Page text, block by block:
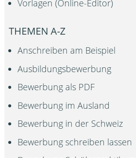
Vorlagen (Online-Editor)
THEMEN A-Z
Anschreiben am Beispiel
Ausbildungsbewerbung
Bewerbung als PDF
Bewerbung im Ausland
Bewerbung in der Schweiz
Bewerbung schreiben lassen